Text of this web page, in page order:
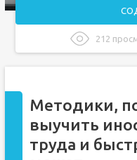
212
"По "Бонку" я
Самостоятельное
Методики,
выучить
труда и